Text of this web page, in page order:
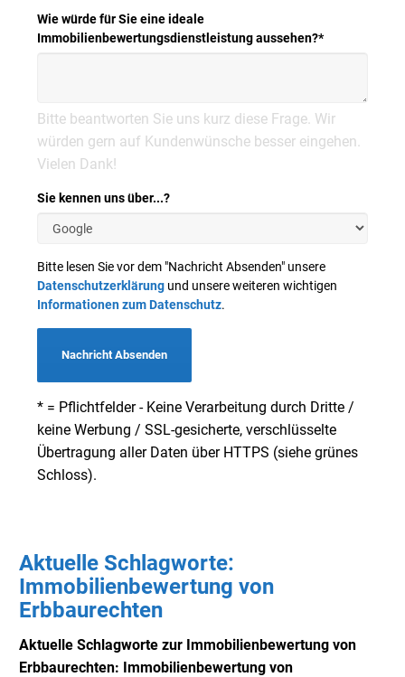
Wie würde für Sie eine ideale
Immobilienbewertungsdienstleistung aussehen?*
Bitte beantworten Sie uns kurz diese Frage. Wir
würden gern auf Kundenwünsche besser eingehen.
Vielen Dank!
Sie kennen uns über...?
Bitte lesen Sie vor dem "Nachricht Absenden" unsere
Datenschutzerklärung und unsere weiteren wichtigen
Informationen zum Datenschutz.
Nachricht Absenden
* = Pflichtfelder - Keine Verarbeitung durch Dritte /
keine Werbung / SSL-gesicherte, verschlüsselte
Übertragung aller Daten über HTTPS (siehe grünes
Schloss).
Aktuelle Schlagworte:
Immobilienbewertung von
Erbbaurechten
Aktuelle Schlagworte zur Immobilienbewertung von
Erbbaurechten: Immobilienbewertung von